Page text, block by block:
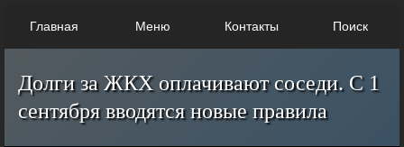
Главная Меню Контакты Поиск
Долги за ЖКХ оплачивают соседи. С 1
сентября вводятся новые правила